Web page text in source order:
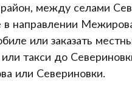
между селами
направлении
или заказать
такси до
или Севериновки.